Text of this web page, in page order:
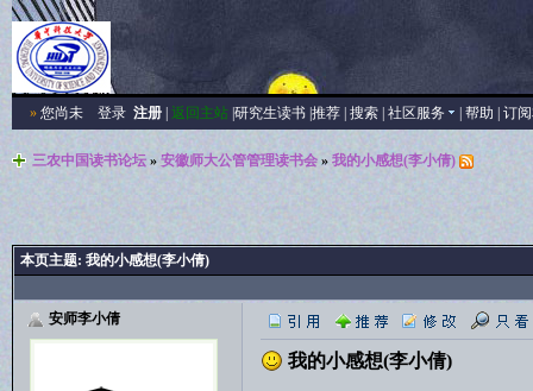
»您尚未 登录 注册| 返回主站| 研究生读书| 推荐| 搜索| 社区服务 帮助 订
三农中国读书论坛» 安徽师大公管管理读书会» 我的小感想(李小倩)
本页主题: 我的小感想(李小倩)
安师李小倩
我的小感想(李小倩)